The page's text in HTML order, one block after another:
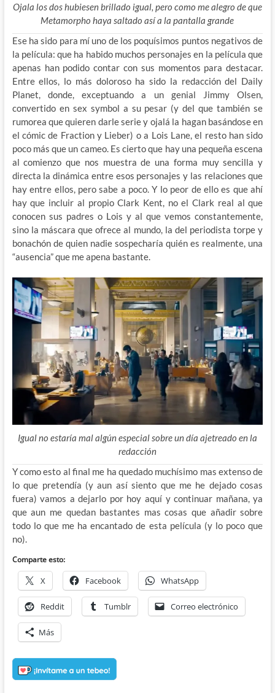
Ojala los dos hubiesen brillado igual, pero como me alegro de que
Metamorpho haya saltado así a la pantalla grande
Ese ha sido para mí uno de los poquísimos puntos negativos de
la película: que ha habido muchos personajes en la película que
apenas han podido contar con sus momentos para destacar.
Entre ellos, lo más doloroso ha sido la redacción del Daily
Planet, donde, exceptuando a un genial Jimmy Olsen,
convertido en sex symbol a su pesar (y del que también se
rumorea que quieren darle serie y ojalá la hagan basándose en
el cómic de Fraction y Lieber) o a Lois Lane, el resto han sido
poco más que un cameo. Es cierto que hay una pequeña escena
al comienzo que nos muestra de una forma muy sencilla y
directa la dinámica entre esos personajes y las relaciones que
hay entre ellos, pero sabe a poco. Y lo peor de ello es que ahí
hay que incluir al propio Clark Kent, no el Clark real al que
conocen sus padres o Lois y al que vemos constantemente,
sino la máscara que ofrece al mundo, la del periodista torpe y
bonachón de quien nadie sospecharía quién es realmente, una
“ausencia” que me apena bastante.
Igual no estaría mal algún especial sobre un día ajetreado en la
redacción
Y como esto al final me ha quedado muchísimo mas extenso de
lo que pretendía (y aun así siento que me he dejado cosas
fuera) vamos a dejarlo por hoy aquí y continuar mañana, ya
que aun me quedan bastantes mas cosas que añadir sobre
todo lo que me ha encantado de esta película (y lo poco que
no).
Comparte esto:
X Facebook WhatsApp
Reddit Tumblr Correo electrónico
Más